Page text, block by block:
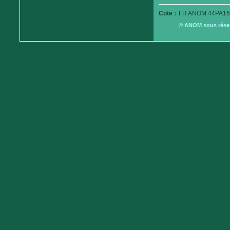
Cote : FR ANOM
© ANOM sous